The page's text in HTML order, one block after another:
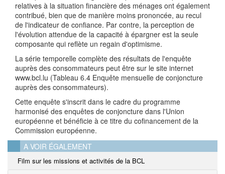
relatives à la situation financière des ménages ont également
contribué, bien que de manière moins prononcée, au recul
de l'indicateur de confiance. Par contre, la perception de
l'évolution attendue de la capacité à épargner est la seule
composante qui reflète un regain d'optimisme.
La série temporelle complète des résultats de l'enquête
auprès des consommateurs peut être sur le site internet
www.bcl.lu (Tableau 6.4 Enquête mensuelle de conjoncture
auprès des consommateurs).
Cette enquête s'inscrit dans le cadre du programme
harmonisé des enquêtes de conjoncture dans l'Union
européenne et bénéficie à ce titre du cofinancement de la
Commission européenne.
A VOIR ÉGALEMENT
Film sur les missions et activités de la BCL